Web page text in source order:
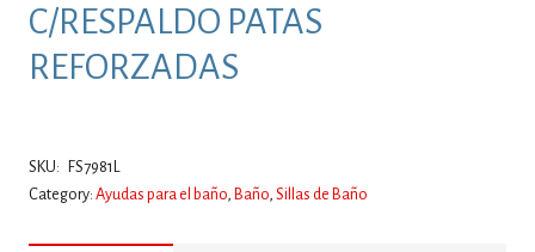
C/RESPALDO PATAS
REFORZADAS
SKU:
FS7981L
Category: Ayudas para el baño, Baño, Sillas de Baño